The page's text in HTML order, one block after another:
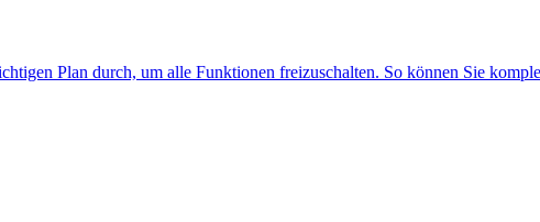
Plan durch, um alle Funktionen freizuschalten. So können Sie